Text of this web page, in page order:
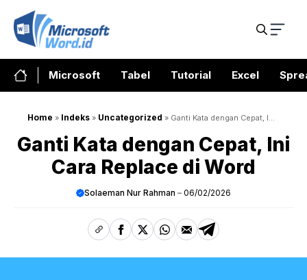
content
Microsoft Tabel Tutorial Excel
Home » Indeks » Uncategorized » Ganti Kata dengan Cepat, Ini
Cara Replace di Word
Ganti Kata dengan Cepat, Ini
Cara Replace di Word
Solaeman Nur Rahman 06/02/2026